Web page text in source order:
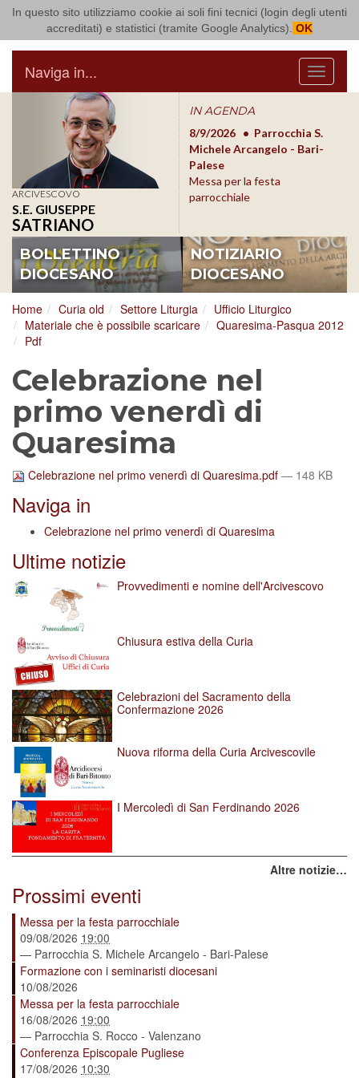
In questo sito utilizziamo cookie ai soli fini tecnici (login degli utenti
accreditati) e statistici (tramite Google Analytics). OK
Arcidiocesi di Bari Bitonto
Menu
Naviga in...
ARCIVESCOVO
S.E. GIUSEPPE
SATRIANO
IN AGENDA
8/17/2026
Conversano
Conferenza Episcopale
Pugliese
8/9/2026
Parrocchia S.
Michele Arcangelo - Bari-
Palese
Messa per la festa
parrocchiale
BOLLETTINO
DIOCESANO
NOTIZIARIO
DIOCESANO
Home Curia old Settore Liturgia
Ufficio Liturgico
Materiale che è possibile scaricare
Quaresima-Pasqua 2012
Pdf
Celebrazione nel
primo venerdì di
Quaresima
Celebrazione nel primo venerdì di Quaresima.pdf — 148 KB
Naviga in
Celebrazione nel primo venerdì di Quaresima
Ultime notizie
Provvedimenti e nomine dell'Arcivescovo
Chiusura estiva della Curia
Celebrazioni del Sacramento della
Confermazione 2026
Nuova riforma della Curia Arcivescovile
I Mercoledì di San Ferdinando 2026
Altre notizie…
Prossimi eventi
Messa per la festa parrocchiale
09/08/2026 19:00
— Parrocchia S. Michele Arcangelo - Bari-Palese
Formazione con i seminaristi diocesani
10/08/2026
Messa per la festa parrocchiale
16/08/2026 19:00
— Parrocchia S. Rocco - Valenzano
Conferenza Episcopale Pugliese
17/08/2026 10:30